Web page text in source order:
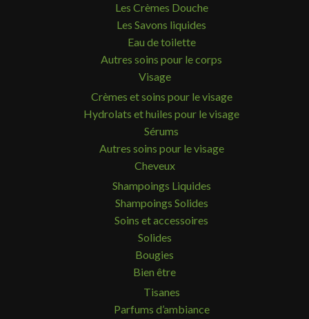
Les Crèmes Douche
Les Savons liquides
Eau de toilette
Autres soins pour le corps
Visage
Crèmes et soins pour le visage
Hydrolats et huiles pour le visage
Sérums
Autres soins pour le visage
Cheveux
Shampoings Liquides
Shampoings Solides
Soins et accessoires
Solides
Bougies
Bien être
Tisanes
Parfums d’ambiance